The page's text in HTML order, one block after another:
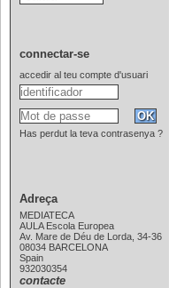
connectar-se
accedir al teu compte d'usuari
Has perdut la teva contrasenya ?
Adreça
MEDIATECA
AULA Escola Europea
Av. Mare de Déu de Lorda, 34-36
08034 BARCELONA
Spain
932030354
contacte